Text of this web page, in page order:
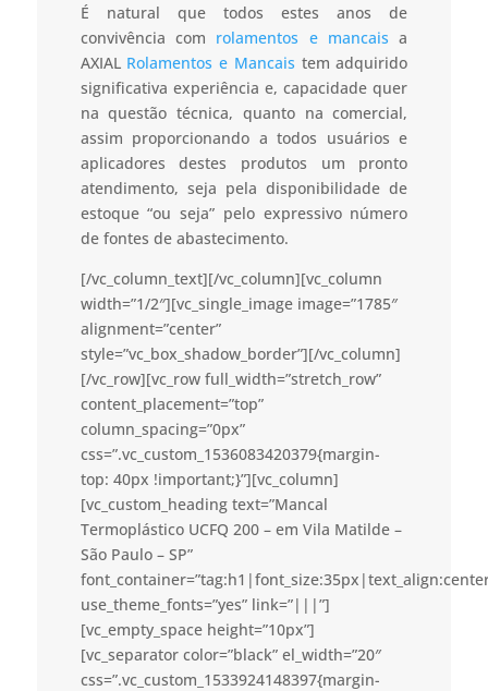
É natural que todos estes anos de
convivência com rolamentos e mancais a
AXIAL Rolamentos e Mancais tem adquirido
significativa experiência e, capacidade quer
na questão técnica, quanto na comercial,
assim proporcionando a todos usuários e
aplicadores destes produtos um pronto
atendimento, seja pela disponibilidade de
estoque “ou seja” pelo expressivo número
de fontes de abastecimento.
[/vc_column_text][/vc_column][vc_column
width=”1/2″][vc_single_image image=”1785″
alignment=”center”
style=”vc_box_shadow_border”][/vc_column]
[/vc_row][vc_row full_width=”stretch_row”
content_placement=”top”
column_spacing=”0px”
css=”.vc_custom_1536083420379{margin-
top: 40px !important;}”][vc_column]
[vc_custom_heading text=”Mancal
Termoplástico UCFQ 200 – em Vila Matilde –
São Paulo – SP”
use_theme_fonts=”yes” link=”|||”]
[vc_empty_space height=”10px”]
[vc_separator color=”black” el_width=”20″
css=”.vc_custom_1533924148397{margin-